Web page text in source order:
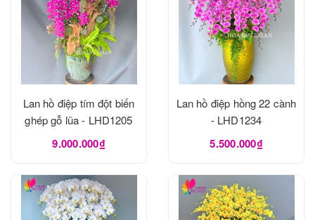
Lan hồ điệp tím đột biến
ghép gỗ lũa - LHD1205
9.000.000₫
Lan hồ điệp hồng 22 cành
- LHD1234
5.500.000₫